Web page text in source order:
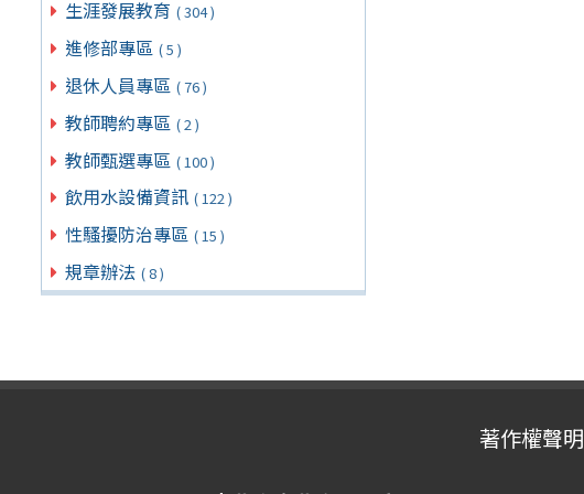
生涯發展教育 ( 304 )
進修部專區 ( 5 )
退休人員專區 ( 76 )
教師聘約專區 ( 2 )
教師甄選專區 ( 100 )
飲用水設備資訊 ( 122 )
性騷擾防治專區 ( 15 )
規章辦法 ( 8 )
著作權聲明